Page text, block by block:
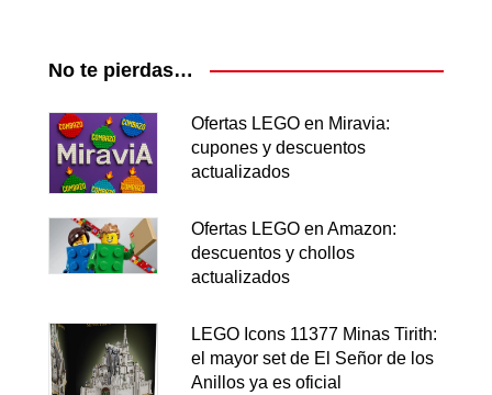
No te pierdas…
Ofertas LEGO en Miravia:
cupones y descuentos
actualizados
Ofertas LEGO en Amazon:
descuentos y chollos
actualizados
LEGO Icons 11377 Minas Tirith:
el mayor set de El Señor de los
Anillos ya es oficial